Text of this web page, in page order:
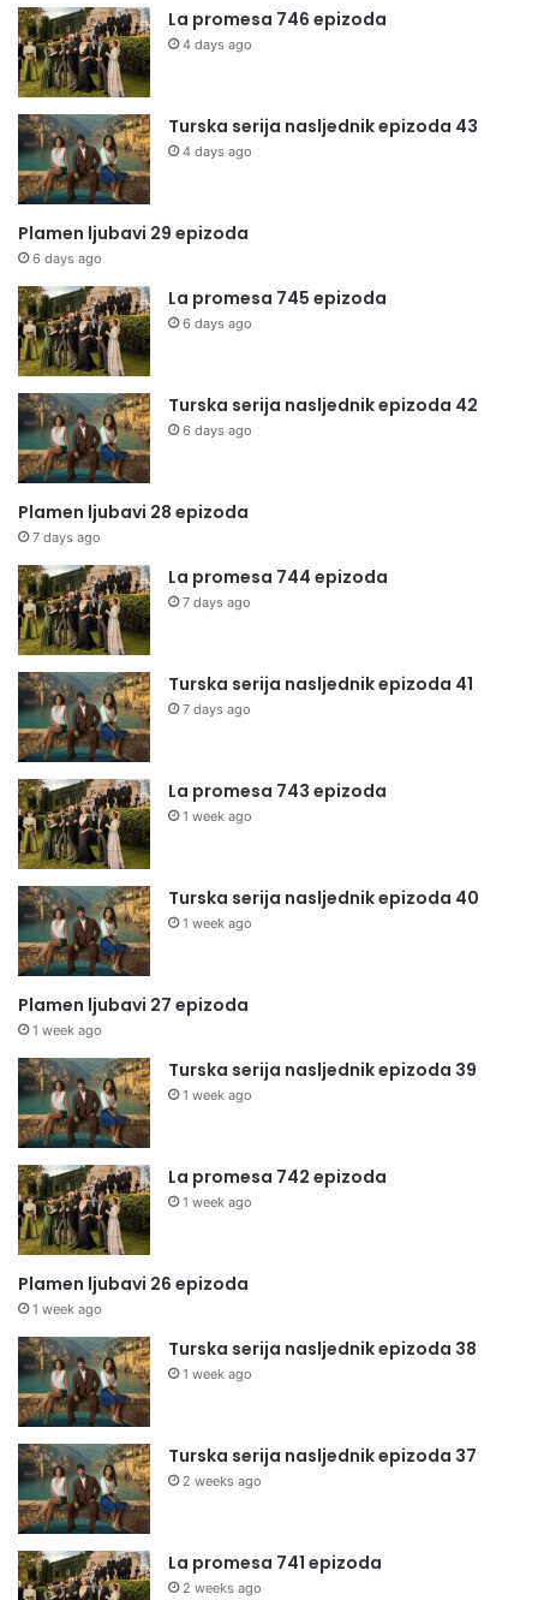
La promesa 746 epizoda
4 days ago
Turska serija nasljednik epizoda 43
4 days ago
Plamen ljubavi 29 epizoda
6 days ago
La promesa 745 epizoda
6 days ago
Turska serija nasljednik epizoda 42
6 days ago
Plamen ljubavi 28 epizoda
7 days ago
La promesa 744 epizoda
7 days ago
Turska serija nasljednik epizoda 41
7 days ago
La promesa 743 epizoda
1 week ago
Turska serija nasljednik epizoda 40
1 week ago
Plamen ljubavi 27 epizoda
1 week ago
Turska serija nasljednik epizoda 39
1 week ago
La promesa 742 epizoda
1 week ago
Plamen ljubavi 26 epizoda
1 week ago
Turska serija nasljednik epizoda 38
1 week ago
Turska serija nasljednik epizoda 37
2 weeks ago
La promesa 741 epizoda
2 weeks ago